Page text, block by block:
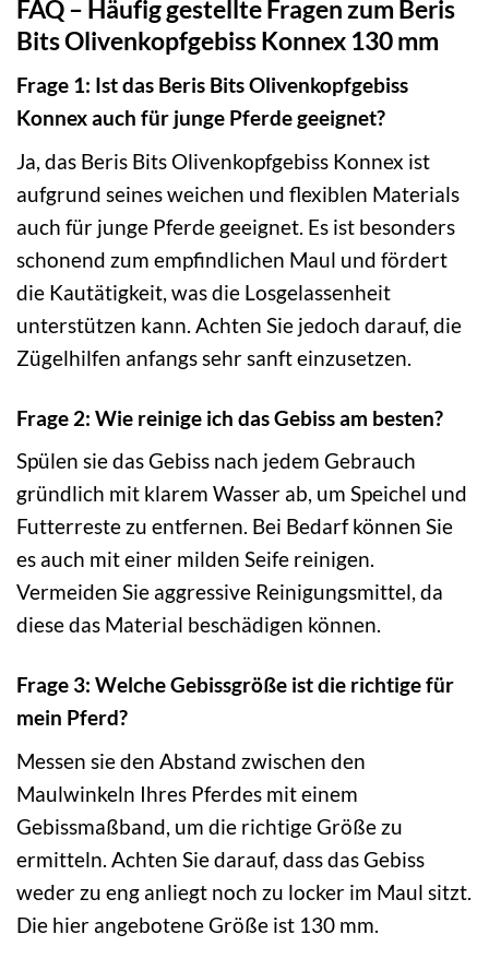
FAQ – Häufig gestellte Fragen zum Beris
Bits Olivenkopfgebiss Konnex 130 mm
Frage 1: Ist das Beris Bits Olivenkopfgebiss
Konnex auch für junge Pferde geeignet?
Ja, das Beris Bits Olivenkopfgebiss Konnex ist
aufgrund seines weichen und flexiblen Materials
auch für junge Pferde geeignet. Es ist besonders
schonend zum empfindlichen Maul und fördert
die Kautätigkeit, was die Losgelassenheit
unterstützen kann. Achten Sie jedoch darauf, die
Zügelhilfen anfangs sehr sanft einzusetzen.
Frage 2: Wie reinige ich das Gebiss am besten?
Spülen sie das Gebiss nach jedem Gebrauch
gründlich mit klarem Wasser ab, um Speichel und
Futterreste zu entfernen. Bei Bedarf können Sie
es auch mit einer milden Seife reinigen.
Vermeiden Sie aggressive Reinigungsmittel, da
diese das Material beschädigen können.
Frage 3: Welche Gebissgröße ist die richtige für
mein Pferd?
Messen sie den Abstand zwischen den
Maulwinkeln Ihres Pferdes mit einem
Gebissmaßband, um die richtige Größe zu
ermitteln. Achten Sie darauf, dass das Gebiss
weder zu eng anliegt noch zu locker im Maul sitzt.
Die hier angebotene Größe ist 130 mm.